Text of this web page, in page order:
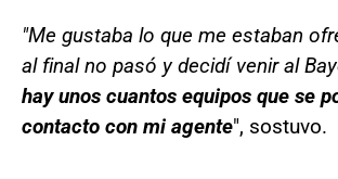
"Me gustaba lo que me estaban
al final no pasó y decidí venir al
hay unos cuantos equipos que se
contacto con mi agente", sostuvo.